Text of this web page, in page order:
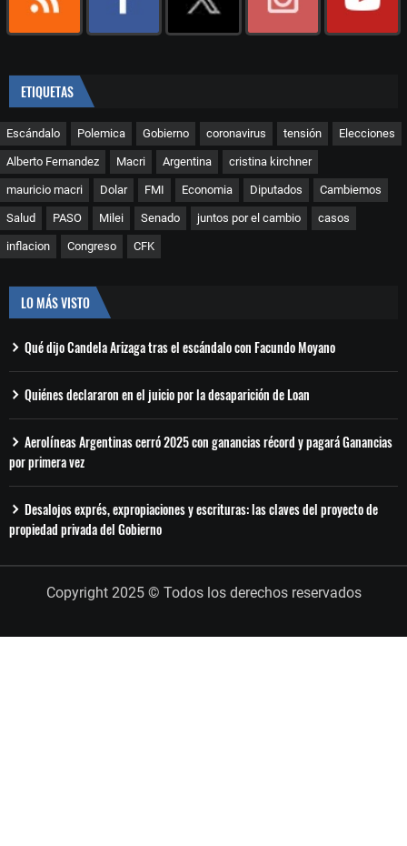
ETIQUETAS
Escándalo Polemica Gobierno coronavirus tensión Elecciones
Alberto Fernandez Macri Argentina cristina kirchner
mauricio macri Dolar FMI Economia Diputados Cambiemos
Salud PASO Milei Senado juntos por el cambio casos
inflacion Congreso CFK
LO MÁS VISTO
Qué dijo Candela Arizaga tras el escándalo con Facundo Moyano
Quiénes declararon en el juicio por la desaparición de Loan
Aerolíneas Argentinas cerró 2025 con ganancias récord y pagará Ganancias
por primera vez
Desalojos exprés, expropiaciones y escrituras: las claves del proyecto de
propiedad privada del Gobierno
Copyright 2025 © Todos los derechos reservados